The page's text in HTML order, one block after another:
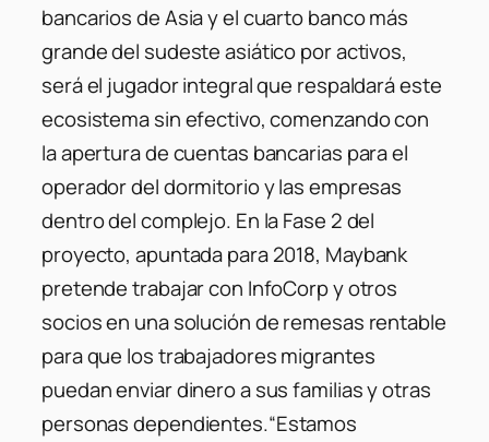
bancarios de Asia y el cuarto banco más
grande del sudeste asiático por activos,
será el jugador integral que respaldará este
ecosistema sin efectivo, comenzando con
la apertura de cuentas bancarias para el
operador del dormitorio y las empresas
dentro del complejo. En la Fase 2 del
proyecto, apuntada para 2018, Maybank
pretende trabajar con InfoCorp y otros
socios en una solución de remesas rentable
para que los trabajadores migrantes
puedan enviar dinero a sus familias y otras
personas dependientes.“Estamos